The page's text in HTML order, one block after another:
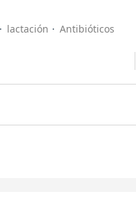
lactación Antibióticos